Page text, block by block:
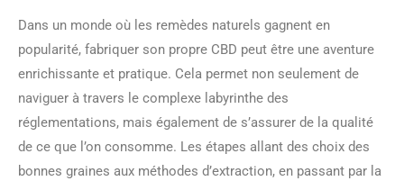
Dans un monde où les remèdes naturels gagnent en
popularité, fabriquer son propre CBD peut être une aventure
enrichissante et pratique. Cela permet non seulement de
naviguer à travers le complexe labyrinthe des
réglementations, mais également de s’assurer de la qualité
de ce que l’on consomme. Les étapes allant des choix des
bonnes graines aux méthodes d’extraction, en passant par la